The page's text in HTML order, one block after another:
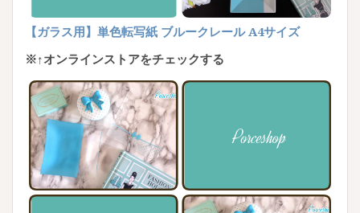
【ガラス用】単色転写紙 ブルークレール A4サイズ
※↑オンラインストアをチェックする